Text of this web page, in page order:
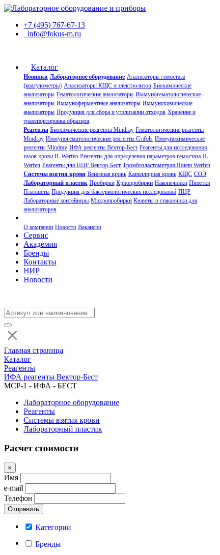
+7 (495) 767-67-13
info@fokus-m.ru
Каталог
Новинки Лабораторное оборудование Анализаторы гемостаза
(коагулометры) Анализаторы КЩС и электролитов Биохимические
анализаторы Гематологические анализаторы Иммуногематологические
анализаторы Иммуноферментные анализаторы Иммунохимические
анализаторы Продукция для сбора и утилизации отходов Хранение и
транспортировка образцов
Реагенты Биохимические реагенты Mindray Гематологические реагенты
Mindray Иммуногематологические реагенты Grifols Иммунохимические
реагенты Mindray ИФА реагенты Вектор-Бест Реагенты для исследования
газов крови IL Werfen Реагенты для определения параметров гемостаза IL
Werfen Реагенты для ПЦР Вектор-Бест Тромбоэластометрия Rotem Werfen
Системы взятия крови Венозная кровь Капиллярная кровь КЩС СОЭ
Лабораторный пластик Пробирки Криопробирки Наконечники Пипетки
Планшеты Продукция для бактериологических исследований ПЦР
Лабораторные контейнеры Микропробирки Кюветы и стаканчики для
анализаторов
О компании Новости Вакансии
Сервис
Академия
Бренды
Контакты
НИР
Новости
Главная страница
Каталог
Реагенты
ИФА реагенты Вектор-Бест
МСР-1 - ИФА - БЕСТ
Лабораторное оборудование
Реагенты
Системы взятия крови
Лабораторный пластик
Расчет стоимости
×
Имя
e-mail
Телефон
Категории
Бренды